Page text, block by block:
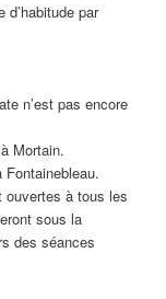
par
n’est pas encore
Mortain.
ouvertes à tous les
sous la
des séances